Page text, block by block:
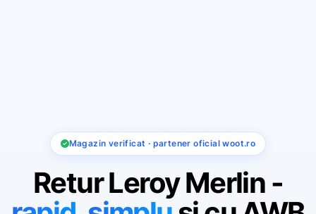
Magazin verificat · partener oficial woot.ro
Retur Leroy Merlin -